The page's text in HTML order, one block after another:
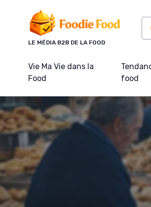
LE MÉDIA B2B DE LA FOOD
Vie Ma Vie dans la
Food
food